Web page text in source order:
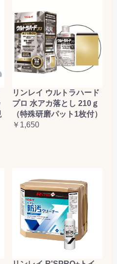
リンレイ ウルトラハード
プロ 水アカ落とし 210ｇ
（特殊研磨パット1枚付）
￥1,650